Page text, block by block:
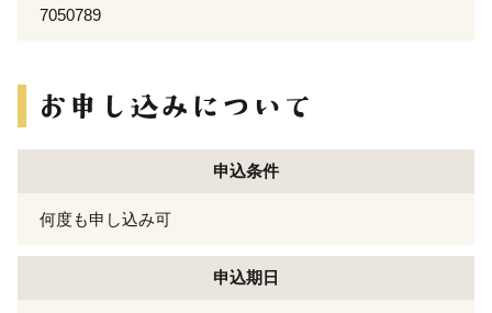
7050789
申込条件
何度も申し込み可
申込期日